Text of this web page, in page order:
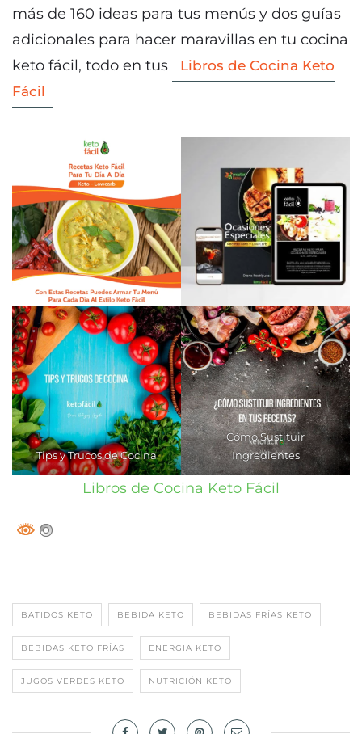
más de 160 ideas para tus menús y dos guías
adicionales para hacer maravillas en tu cocina
keto fácil, todo en tus
Libros de Cocina Keto
Fácil
Tips y Trucos de Cocina
Cómo Sustituir
Ingredientes
Libros de Cocina Keto Fácil
BATIDOS KETO BEBIDA KETO BEBIDAS FRÍAS KETO
BEBIDAS KETO FRÍAS ENERGIA KETO
JUGOS VERDES KETO NUTRICIÓN KETO